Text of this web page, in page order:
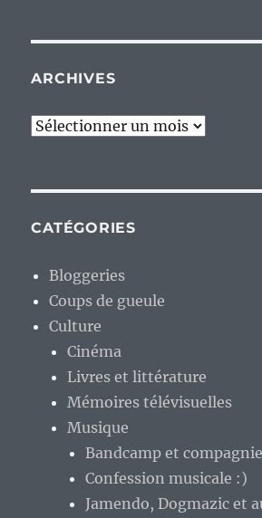
ARCHIVES
Archives
CATÉGORIES
Bloggeries
Coups de gueule
Culture
Cinéma
Livres et littérature
Mémoires télévisuelles
Musique
Bandcamp et compagnie
Confession musicale :)
Jamendo, Dogmazic et